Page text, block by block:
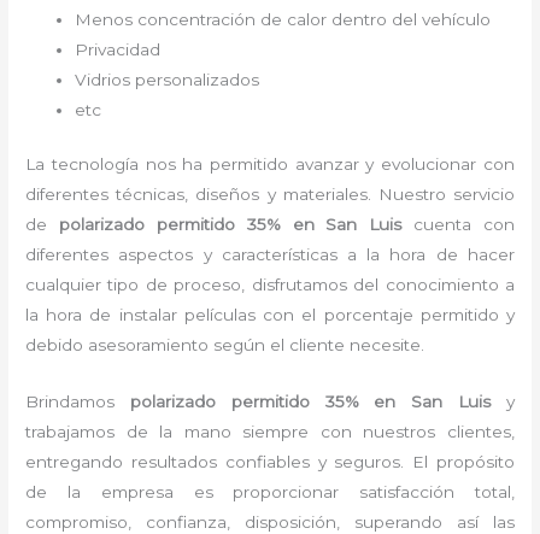
Menos concentración de calor dentro del vehículo
Privacidad
Vidrios personalizados
etc
La tecnología nos ha permitido avanzar y evolucionar con
diferentes técnicas, diseños y materiales. Nuestro servicio
de polarizado permitido 35%en San Luiscuenta con
diferentes aspectos y características a la hora de hacer
cualquier tipo de proceso, disfrutamos del conocimiento a
la hora de instalar películas con el porcentaje permitido y
debido asesoramiento según el cliente necesite.
Brindamos polarizado permitido 35% en San Luis y
trabajamos de la mano siempre con nuestros clientes,
entregando resultados confiables y seguros. El propósito
de la empresa es proporcionar satisfacción total,
compromiso, confianza, disposición, superando así las